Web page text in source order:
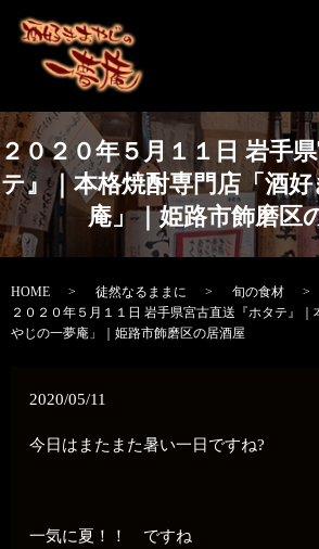
２０２０年５月１１日 岩手
テ』｜本格焼酎専門店「酒
庵」｜姫路市飾磨区
HOME 徒然なるままに
旬の食材
２０２０年５月１１日 岩手県宮古直送『ホタテ』
やじの一夢庵」｜姫路市飾磨区の居酒屋
2020/05/11
今日はまたまた暑い一日ですね?
一気に夏！！ ですね